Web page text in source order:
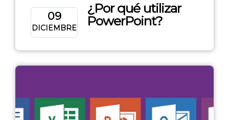
09
DICIEMBRE
¿Por qué utilizar
PowerPoint?